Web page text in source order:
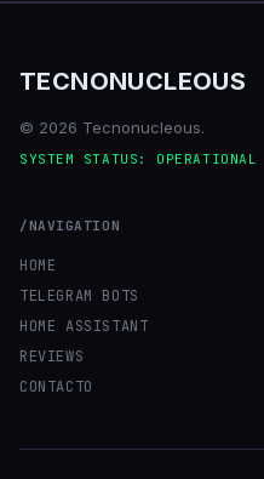
TECNONUCLEOUS
© 2026 Tecnonucleous.
SYSTEM STATUS: OPERATIONAL
/NAVIGATION
HOME
TELEGRAM BOTS
HOME ASSISTANT
REVIEWS
CONTACTO